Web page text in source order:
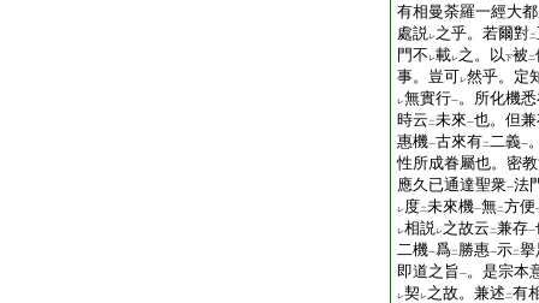
有相曼荼羅一經大
處説レ之乎。若爾對二
門不 レ載レ之。以下被 二
事。豈可レ然乎。定
レ無實行一。所化機
時云 二未來一也。但
惠機一古來有二二義一
性所成眷屬也。密
應久已通達聖衆一法
レ度二未來機一無二方便
レ相説レ之故云 二兼存一
二機一爲二 勝惠一示二擧
即道之旨一。是宗本
レ契レ之故。兼述 二有